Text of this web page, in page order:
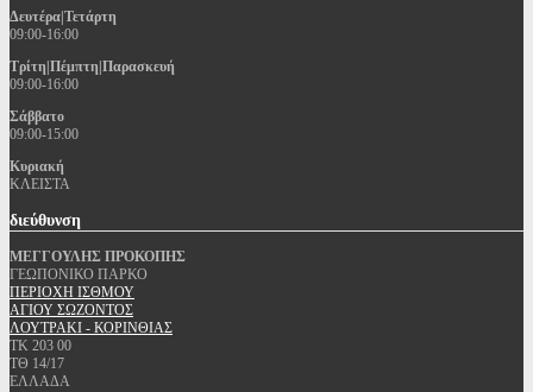
Δευτέρα|Τετάρτη
09:00-16:00
Τρίτη|Πέμπτη|Παρασκευή
09:00-16:00
Σάββατο
09:00-15:00
Κυριακή
ΚΛΕΙΣΤΑ
διεύθυνση
ΜΕΓΓΟΥΛΗΣ ΠΡΟΚΟΠΗΣ
ΓΕΩΠΟΝΙΚΟ ΠΑΡΚΟ
ΠΕΡΙΟΧΗ ΙΣΘΜΟΥ
ΑΓΙΟΥ ΣΩΖΟΝΤΟΣ
ΛΟΥΤΡΑΚΙ - ΚΟΡΙΝΘΙΑΣ
ΤΚ 203 00
ΤΘ 14/17
ΕΛΛΑΔΑ